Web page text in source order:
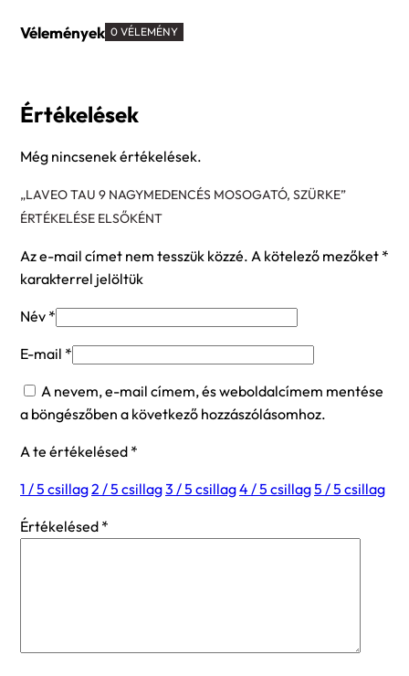
Vélemények 0 VÉLEMÉNY
Értékelések
Még nincsenek értékelések.
„LAVEO TAU 9 NAGYMEDENCÉS MOSOGATÓ, SZÜRKE”
ÉRTÉKELÉSE ELSŐKÉNT
Az e-mail címet nem tesszük közzé. A kötelező mezőket *
karakterrel jelöltük
Név *
E-mail *
A nevem, e-mail címem, és weboldalcímem mentése
a böngészőben a következő hozzászólásomhoz.
A te értékelésed *
1 / 5 csillag2 / 5 csillag3 / 5 csillag4 / 5 csillag5 / 5 csillag
Értékelésed *